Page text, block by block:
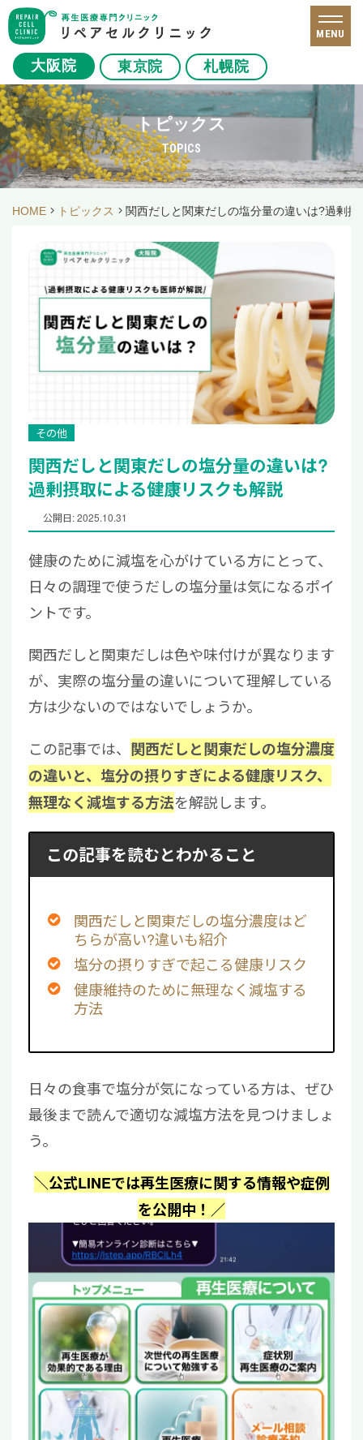
大阪院 東京院 札幌院
MENU
トピックス
TOPICS
HOME トピックス 関西だしと関東だしの塩分量の違いは?過剰
その他
関西だしと関東だしの塩分量の違いは?
過剰摂取による健康リスクも解説
公開日: 2025.10.31
健康のために減塩を心がけている方にとって、
日々の調理で使うだしの塩分量は気になるポイ
ントです。
関西だしと関東だしは色や味付けが異なります
が、実際の塩分量の違いについて理解している
方は少ないのではないでしょうか。
この記事では、 関西だしと関東だしの塩分濃度
の違いと、塩分の摂りすぎによる健康リスク、
無理なく減塩する方法を解説します。
この記事を読むとわかること
関西だしと関東だしの塩分濃度はど
ちらが高い?違いも紹介
塩分の摂りすぎで起こる健康リスク
健康維持のために無理なく減塩する
方法
日々の食事で塩分が気になっている方は、ぜひ
最後まで読んで適切な減塩方法を見つけましょ
う。
＼公式LINEでは再生医療に関する情報や症例
を公開中！／